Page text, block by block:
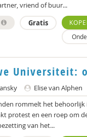
vriend of buur...
Gratis
Universiteit:
Elise van Alphen
rommelt het
protest en een roep om
van het...